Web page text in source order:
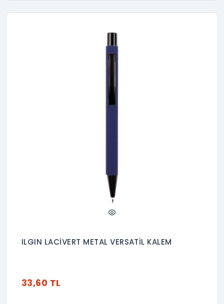
ILGIN LACİVERT METAL VERSATİL KALEM
33,60 TL